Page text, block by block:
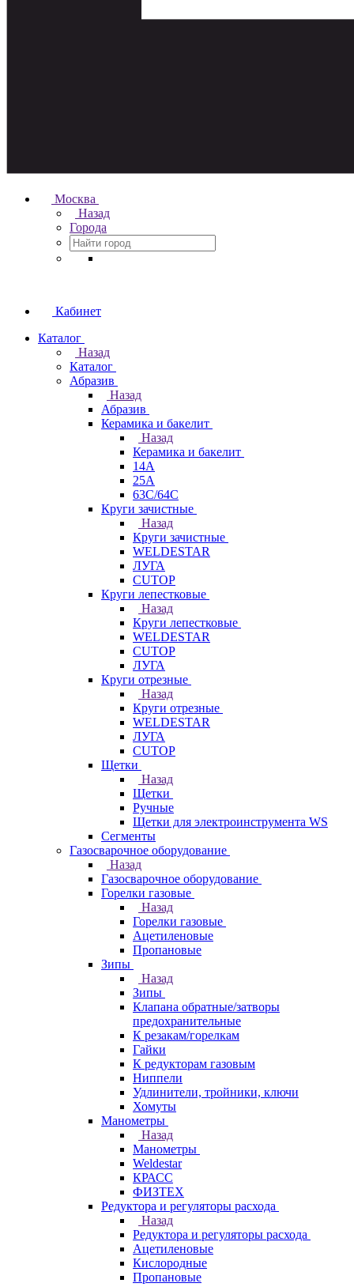
Москва
Назад
Города
Кабинет
Каталог
Назад
Каталог
Абразив
Назад
Абразив
Керамика и бакелит
Назад
Керамика и бакелит
14А
25А
63С/64С
Круги зачистные
Назад
Круги зачистные
WELDESTAR
ЛУГА
CUTOP
Круги лепестковые
Назад
Круги лепестковые
WELDESTAR
CUTOP
ЛУГА
Круги отрезные
Назад
Круги отрезные
WELDESTAR
ЛУГА
CUTOP
Щетки
Назад
Щетки
Ручные
Щетки для электроинструмента WS
Сегменты
Газосварочное оборудование
Назад
Газосварочное оборудование
Горелки газовые
Назад
Горелки газовые
Ацетиленовые
Пропановые
Зипы
Назад
Зипы
Клапана обратные/затворы
предохранительные
К резакам/горелкам
Гайки
К редукторам газовым
Ниппели
Удлинители, тройники, ключи
Хомуты
Манометры
Назад
Манометры
Weldestar
КРАСС
ФИЗТЕХ
Редуктора и регуляторы расхода
Назад
Редуктора и регуляторы расхода
Ацетиленовые
Кислородные
Пропановые